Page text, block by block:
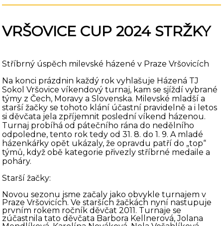
VRŠOVICE CUP 2024 STRŽKY
Stříbrný úspěch milevské házené v Praze Vršovicích
Na konci prázdnin každý rok vyhlašuje Házená TJ
Sokol Vršovice víkendový turnaj, kam se sjíždí vybrané
týmy z Čech, Moravy a Slovenska. Milevské mladší a
starší žačky se tohoto klání účastní pravidelně a i letos
si děvčata jela zpříjemnit poslední víkend házenou.
Turnaj probíhá od pátečního rána do nedělního
odpoledne, tento rok tedy od 31. 8. do 1. 9. A mladé
házenkářky opět ukázaly, že opravdu patří do „top“
týmů, když obě kategorie přivezly stříbrné medaile a
poháry.
Starší žačky:
Novou sezonu jsme začaly jako obvykle turnajem v
Praze Vršovicích. Ve starších žačkách nyní nastupuje
prvním rokem ročník děvčat 2011. Turnaje se
zúčastnila tato děvčata Barbora Kellnerová, Jolana